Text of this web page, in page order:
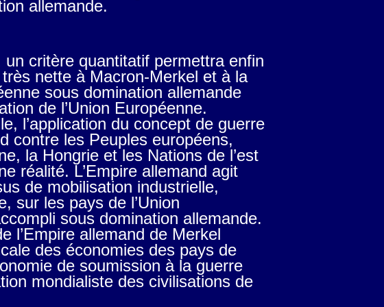
allemande.
critère quantitatif permettra enfin
nette à Macron-Merkel et à la
sous domination allemande
de l’Union Européenne.
l’application du concept de guerre
contre les Peuples européens,
la Hongrie et les Nations de l’est
réalité. L’Empire allemand agit
de mobilisation industrielle,
sur les pays de l’Union
sous domination allemande.
l’Empire allemand de Merkel
des économies des pays de
de soumission à la guerre
mondialiste des civilisations de